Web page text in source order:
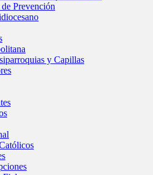
Prevención
y Capillas